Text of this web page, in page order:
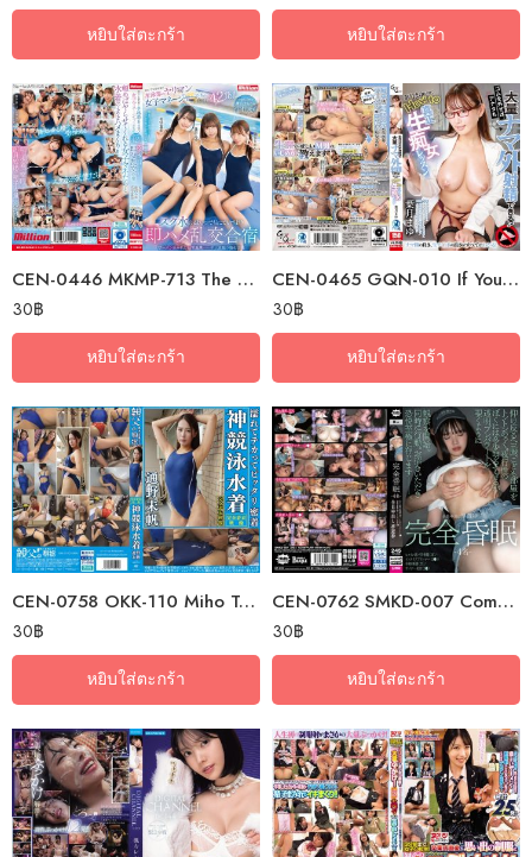
หยิบใส่ตะกร้า หยิบใส่ตะกร้า
CEN-0446 MKMP-713 The Slutty Female Managers Of The Swimming Club Who…
30฿
หยิบใส่ตะกร้า
CEN-0465 GQN-010 If You Remove The Condom, You Too Can Ejaculate A Lot!…
30฿
หยิบใส่ตะกร้า
CEN-0758 OKK-110 Miho Tono – Wet, Shiny, And Tightly Fitting, Divine…
30฿
หยิบใส่ตะกร้า
CEN-0762 SMKD-007 Complete Coma – 4 People – Heroine…
30฿
หยิบใส่ตะกร้า